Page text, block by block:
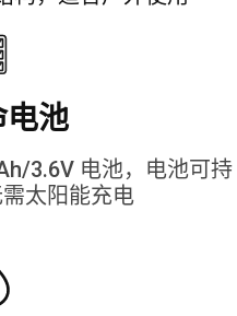
电池
3.6V 电池，电池可持
太阳能充电